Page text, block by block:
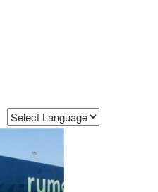
Powered by